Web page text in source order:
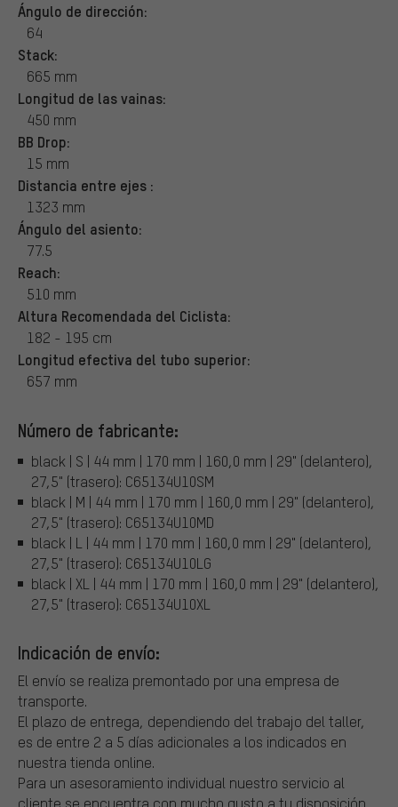
Ángulo de dirección:
64
Stack:
665 mm
Longitud de las vainas:
450 mm
BB Drop:
15 mm
Distancia entre ejes :
1323 mm
Ángulo del asiento:
77.5
Reach:
510 mm
Altura Recomendada del Ciclista:
182 - 195 cm
Longitud efectiva del tubo superior:
657 mm
Número de fabricante:
black | S | 44 mm | 170 mm | 160,0 mm | 29" (delantero),
27,5" (trasero): C65134U10SM
black | M | 44 mm | 170 mm | 160,0 mm | 29" (delantero),
27,5" (trasero): C65134U10MD
black | L | 44 mm | 170 mm | 160,0 mm | 29" (delantero),
27,5" (trasero): C65134U10LG
black | XL | 44 mm | 170 mm | 160,0 mm | 29" (delantero),
27,5" (trasero): C65134U10XL
Indicación de envío:
El envío se realiza premontado por una empresa de
transporte.
El plazo de entrega, dependiendo del trabajo del taller,
es de entre 2 a 5 días adicionales a los indicados en
nuestra tienda online.
Para un asesoramiento individual nuestro servicio al
cliente se encuentra con mucho gusto a tu disposición